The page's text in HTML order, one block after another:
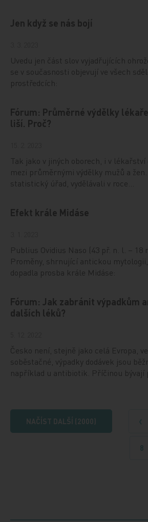
Jen když se nás bojí
Uvedu jen část slov vyjadřujících
se v současnosti objevují ve všech
prostředcích:
Fórum: Průměrné výdělky
liší. Proč?
Tak jako v jiných oborech, i v
mezi průměrnými výdělky mužů a
statistický úřad, vydělávali v roce…
Efekt krále Midáse
Publius Ovidius Naso (43 př. n. l. – 18
Proměny, shrnující antickou
dopadla prosba krále Midáse:
Fórum: Jak zabránit výpadkům
dalších léků?
Česko není, stejně jako celá Evropa,
soběstačné, výpadky dodávek jsou
například u antibiotik. Příčinou bývají
NAČÍST DALŠÍ (2000)
8